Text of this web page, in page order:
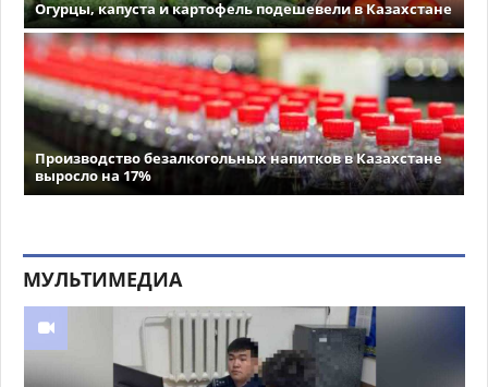
Огурцы, капуста и картофель подешевели в Казахстане
Производство безалкогольных напитков в Казахстане
выросло на 17%
МУЛЬТИМЕДИА